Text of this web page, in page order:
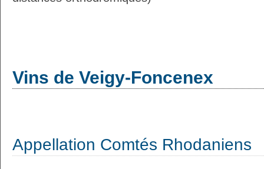
Vins de Veigy-Foncenex
Appellation Comtés Rhodaniens